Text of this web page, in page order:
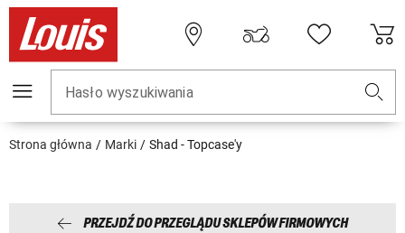
Hasło wyszukiwania
Strona główna Marki Shad - Topcase'y
PRZEJDŹ DO PRZEGLĄDU SKLEPÓW FIRMOWYCH